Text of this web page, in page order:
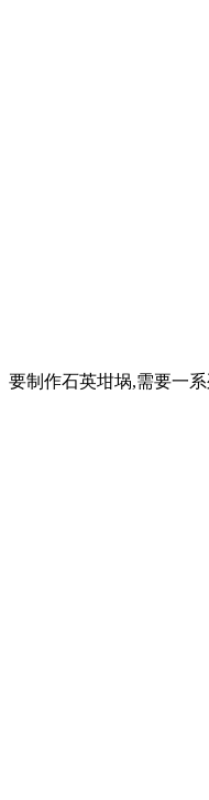
制作石英坩埚,需要一